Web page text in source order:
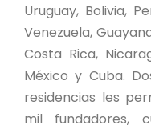
Uruguay, Bolivia,
Venezuela,
Costa Rica,
México y Cuba.
residencias les
mil fundadores,